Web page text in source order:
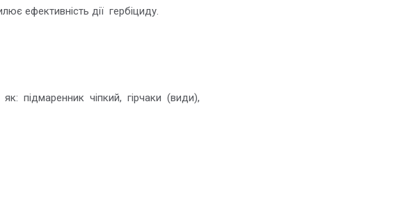
ефективність дії гербіциду.
підмаренник чіпкий, гірчаки (види),